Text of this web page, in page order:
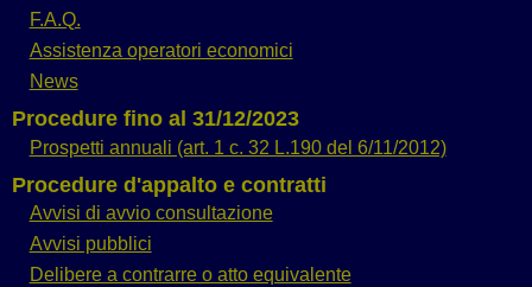
F.A.Q.
Assistenza operatori economici
News
Procedure fino al 31/12/2023
Prospetti annuali (art. 1 c. 32 L.190 del 6/11/2012)
Procedure d'appalto e contratti
Avvisi di avvio consultazione
Avvisi pubblici
Delibere a contrarre o atto equivalente